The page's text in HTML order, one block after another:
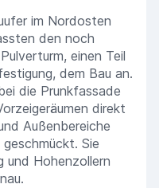
im Nordosten
den noch
einen Teil
dem Bau an.
die Prunkfassade
direkt
Außenbereiche
Sie
und Hohenzollern